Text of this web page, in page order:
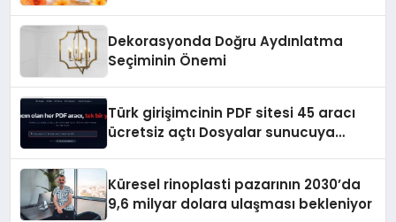
Dekorasyonda Doğru Aydınlatma
Seçiminin Önemi
Türk girişimcinin PDF sitesi 45 aracı
ücretsiz açtı Dosyalar sunucuya
Küresel rinoplasti pazarının 2030’da
9,6 milyar dolara ulaşması bekleniyor